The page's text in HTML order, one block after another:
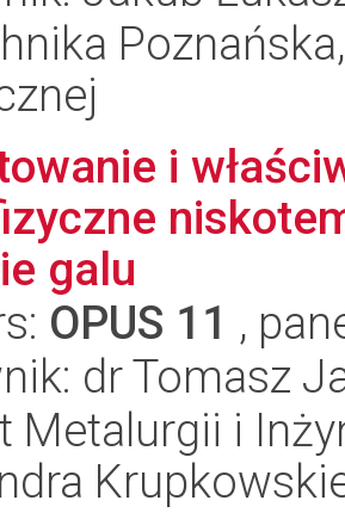
i
galu
OPUS 11 ,
dr Tomasz
Metalurgii i